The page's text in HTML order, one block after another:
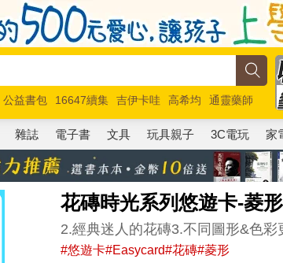
公益書包 16647續集 吉伊卡哇 高希均
通靈藥師
馬斯克 玩具總動員5 超慢跑
雜誌 電子書 文具 玩具親子 3C電玩 家
花磚時光系列悠遊卡-菱形
2.經典迷人的花磚3.不同圖形&色彩
#悠遊卡#Easycard#花磚#菱形